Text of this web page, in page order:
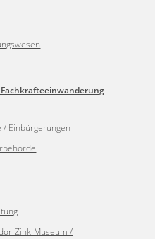
Einbürgerungen
Zink-Museum /